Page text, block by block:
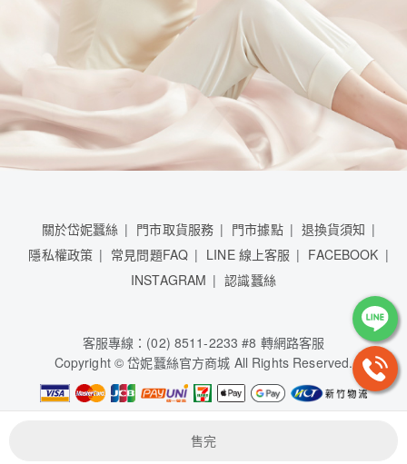
售完
關於岱妮蠶絲 門市取貨服務 門市據點
退換貨須知
隱私權政策
常見問題FAQ LINE 線上客服
FACEBOOK
INSTAGRAM
認識蠶絲
客服專線：(02) 8511-2233 #8 轉網路客服
Copyright © 岱妮蠶絲官方商城 All Rights Reserved.
岱妮蠶絲股份有限公司 / 84950481
1shop一頁購物